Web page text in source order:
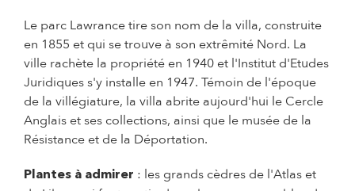
Le parc Lawrance tire son nom de la villa, construite
en 1855 et qui se trouve à son extrêmité Nord. La
ville rachète la propriété en 1940 et l'Institut d'Etudes
Juridiques s'y installe en 1947. Témoin de l'époque
de la villégiature, la villa abrite aujourd'hui le Cercle
Anglais et ses collections, ainsi que le musée de la
Résistance et de la Déportation.
Plantes à admirer : les grands cèdres de l'Atlas et